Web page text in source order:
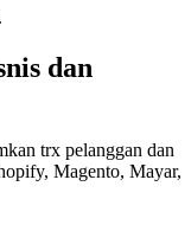
dan
trx pelanggan dan
Magento, Mayar,